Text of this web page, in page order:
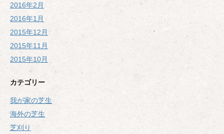
2016年2月
2016年1月
2015年12月
2015年11月
2015年10月
カテゴリー
我が家の芝生
海外の芝生
芝刈り